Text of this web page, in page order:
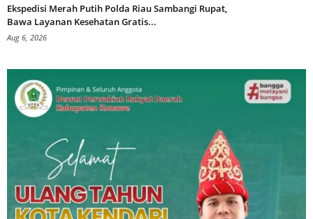
Ekspedisi Merah Putih Polda Riau Sambangi Rupat,
Bawa Layanan Kesehatan Gratis...
Aug 6, 2026